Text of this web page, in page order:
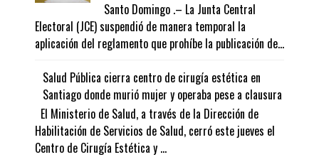
Santo Domingo .– La Junta Central
Electoral (JCE) suspendió de manera temporal la
aplicación del reglamento que prohíbe la publicación de...
Salud Pública cierra centro de cirugía estética en
Santiago donde murió mujer y operaba pese a clausura
El Ministerio de Salud, a través de la Dirección de
Habilitación de Servicios de Salud, cerró este jueves el
Centro de Cirugía Estética y ...